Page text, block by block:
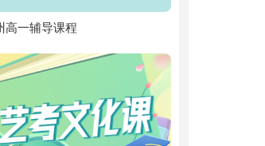
高一辅导课程